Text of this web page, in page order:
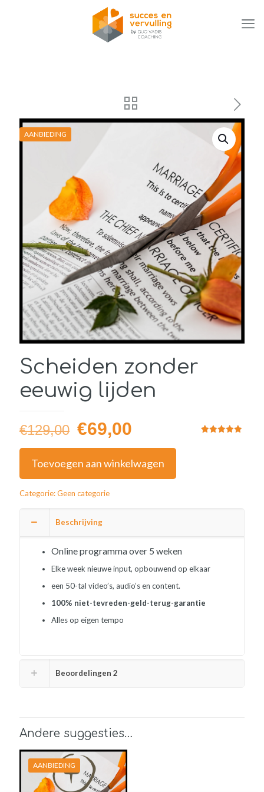
AANBIEDING
Scheiden zonder
eeuwig lijden
€129,00 Oorspronkelijke
prijs
was:
€129,00.
€69,00
prijs
is:
€69,00.
Toevoegen aan winkelwagen
Categorie:Geen categorie
Beschrijving
Online programma over 5 weken
Elke week nieuwe input, opbouwend op elkaar
een 50-tal video’s, audio’s en content.
100% niet-tevreden-geld-terug-garantie
Alles op eigen tempo
Beoordelingen 2
Andere suggesties…
AANBIEDING